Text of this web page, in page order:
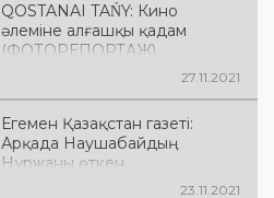
QOSTANAI TAŃY: Кино
әлеміне алғашқы қадам
(ФОТОРЕПОРТАЖ)
27.11.2021
Егемен Қазақстан газеті:
Арқада Наушабайдың
Нұржаны өткен
23.11.2021